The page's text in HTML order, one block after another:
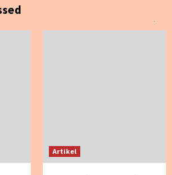
Artikel